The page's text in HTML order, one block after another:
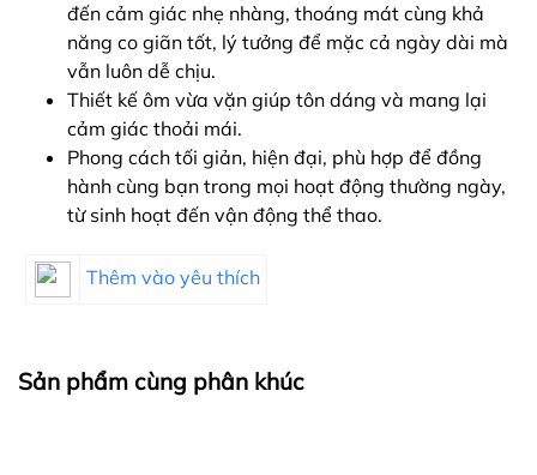
đến cảm giác nhẹ nhàng, thoáng mát cùng khả
năng co giãn tốt, lý tưởng để mặc cả ngày dài mà
vẫn luôn dễ chịu.
Thiết kế ôm vừa vặn giúp tôn dáng và mang lại
cảm giác thoải mái.
Phong cách tối giản, hiện đại, phù hợp để đồng
hành cùng bạn trong mọi hoạt động thường ngày,
từ sinh hoạt đến vận động thể thao.
Thêm vào yêu thích
Sản phẩm cùng phân khúc